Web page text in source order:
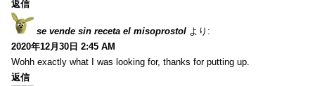
返信
se vende sin receta el misoprostol より:
2020年12月30日 2:45 AM
Wohh exactly what I was looking for, thanks for putting up.
返信